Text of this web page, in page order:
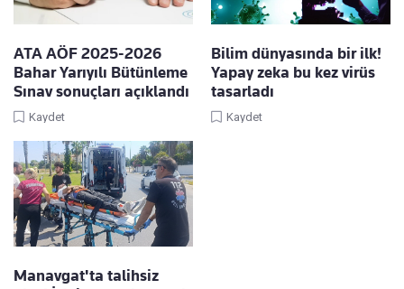
ATA AÖF 2025-2026
Bahar Yarıyılı Bütünleme
Sınav sonuçları açıklandı
Kaydet
Bilim dünyasında bir ilk!
Yapay zeka bu kez virüs
tasarladı
Kaydet
Manavgat'ta talihsiz